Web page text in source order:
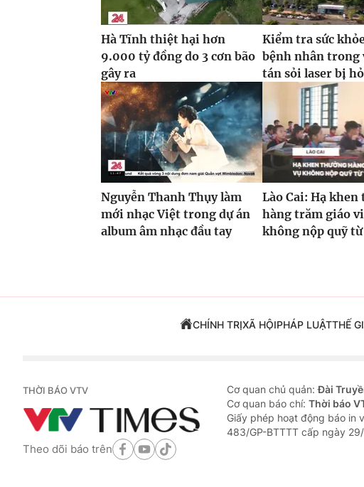
Hà Tĩnh thiệt hại hơn
9.000 tỷ đồng do 3 cơn bão
gây ra
Kiểm tra sức
bệnh nhân trong
tán sỏi laser bị
Nguyễn Thanh Thụy làm
mới nhạc Việt trong dự án
album âm nhạc đầu tay
Lào Cai: Hạ khen
hàng trăm giáo
không nộp quỹ
CHÍNH TRỊXÃ HỘIPHÁP LUẬTTHẾ
THỜI BÁO VTV
Theo dõi báo trên
Cơ quan chủ quản:Đài
Cơ quan báo chí: Thời báo
Giấy phép hoạt động báo in
483/GP-BTTTT cấp ngày